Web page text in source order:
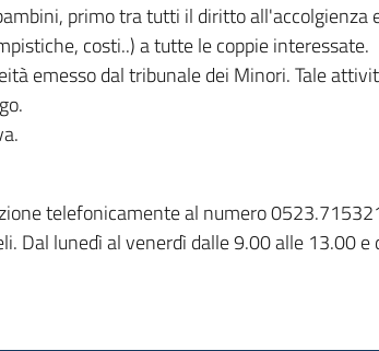
primo tra tutti il diritto all'accolgienza
costi..) a tutte le coppie interessate.
emesso dal tribunale dei Minori. Tale
telefonicamente al numero
Dal lunedì al venerdì dalle 9.00 alle 13.00